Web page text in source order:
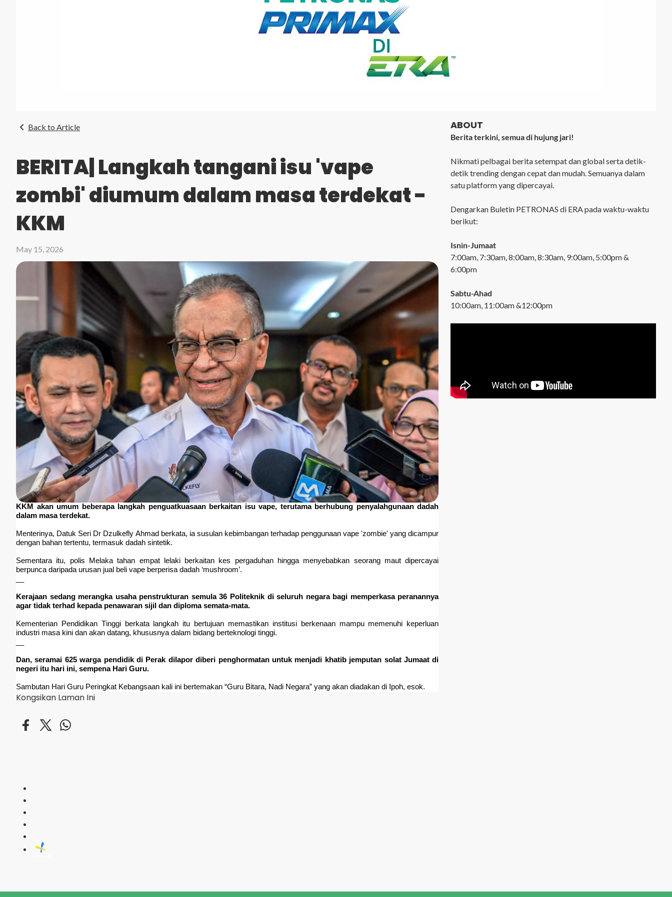
Back to Article
BERITA| Langkah tangani isu 'vape
zombi' diumum dalam masa terdekat -
KKM
May 15, 2026
KKM akan umum beberapa langkah penguatkuasaan berkaitan isu vape, terutama berhubung penyalahgunaan dadah
dalam masa terdekat.
Menterinya, Datuk Seri Dr Dzulkefly Ahmad berkata, ia susulan kebimbangan terhadap penggunaan vape 'zombie' yang dicampur
dengan bahan tertentu, termasuk dadah sintetik.
Sementara itu, polis Melaka tahan empat lelaki berkaitan kes pergaduhan hingga menyebabkan seorang maut dipercayai
berpunca daripada urusan jual beli vape berperisa dadah ‘mushroom’.
Kerajaan sedang merangka usaha penstrukturan semula 36 Politeknik di seluruh negara bagi memperkasa peranannya
agar tidak terhad kepada penawaran sijil dan diploma semata-mata.
Kementerian Pendidikan Tinggi berkata langkah itu bertujuan memastikan institusi berkenaan mampu memenuhi keperluan
industri masa kini dan akan datang, khususnya dalam bidang berteknologi tinggi.
Dan, seramai 625 warga pendidik di Perak dilapor diberi penghormatan untuk menjadi khatib jemputan solat Jumaat di
negeri itu hari ini, sempena Hari Guru.
Sambutan Hari Guru Peringkat Kebangsaan kali ini bertemakan “Guru Bitara, Nadi Negara” yang akan diadakan di Ipoh, esok.
Kongsikan Laman Ini
ABOUT
Berita terkini, semua di hujung jari!
Nikmati pelbagai berita setempat dan global serta detik-
detik trending dengan cepat dan mudah. Semuanya dalam
satu platform yang dipercayai.
Dengarkan Buletin PETRONAS di ERA pada waktu-waktu
berikut:
Isnin-Jumaat
7:00am, 7:30am, 8:00am, 8:30am, 9:00am, 5:00pm &
6:00pm
Sabtu-Ahad
10:00am, 11:00am &12:00pm